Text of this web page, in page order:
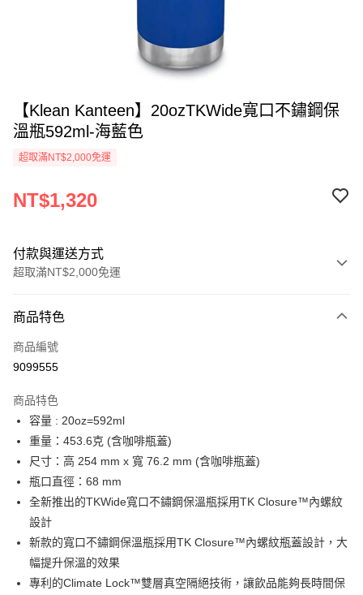
【Klean Kanteen】20ozTKWide寬口不鏽鋼保
溫瓶592ml-海藍色
超取滿NT$2,000免運
NT$1,320
付款與運送方式
超取滿NT$2,000免運
信用卡一次付款
信用卡分期付款
合作金庫商業銀行
華南商業銀行
上海商業儲蓄銀行
國泰世華商業銀行
兆豐國際商業銀行
臺灣中小企業銀行
匯豐（台灣）商業銀行
華泰商業銀行
聯邦商業銀行
遠東國際商業銀行
元大商業銀行
玉山商業銀行
星展（台灣）商業銀行
台新國際商業銀行
台灣樂天信用卡公司
超商取貨付款
LINE Pay
Apple Pay
街口支付
AFTEE先享後付
相關說明
商品特色
商品編號
9099555
商品特色
容量 : 20oz=592ml
重量：453.6克 (含咖啡瓶蓋)
尺寸：高 254 mm x 寬 76.2 mm (含咖啡瓶蓋)
瓶口直徑：68 mm
全新推出的TKWide寬口不鏽鋼保溫瓶採用TK Closure™內螺紋
設計
新款的寬口不鏽鋼保溫瓶採用TK Closure™內螺紋瓶蓋設計，大
幅提升保溫的效果
專利的Climate Lock™雙層真空隔絕技術，讓飲品能夠長時間保